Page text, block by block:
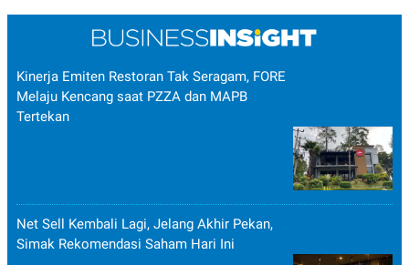
Kinerja Emiten Restoran Tak Seragam, FORE
Melaju Kencang saat PZZA dan MAPB
Tertekan
Net Sell Kembali Lagi, Jelang Akhir Pekan,
Simak Rekomendasi Saham Hari Ini